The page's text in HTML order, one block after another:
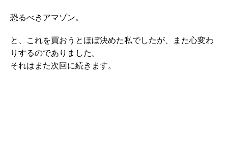
恐るべきアマゾン。
と、これを買おうとほぼ決めた私でしたが、また心変わ
りするのでありました。
それはまた次回に続きます。